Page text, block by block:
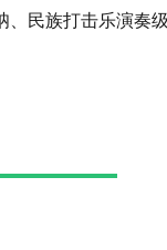
民族打击乐演奏